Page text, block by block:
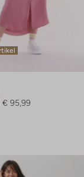
€ 95,99